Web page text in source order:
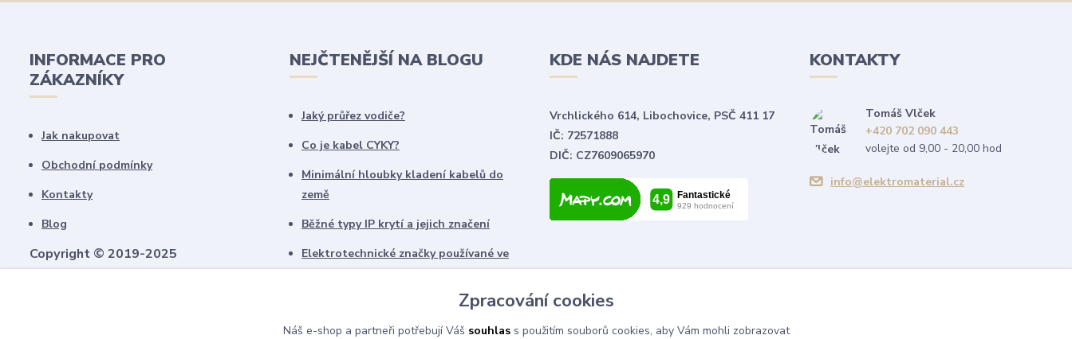
INFORMACE PRO
ZÁKAZNÍKY
Jak nakupovat
Obchodní podmínky
Kontakty
Blog
Copyright © 2019-2025
NEJČTENĚJŠÍ NA BLOGU
Jaký průřez vodiče?
Co je kabel CYKY?
Minimální hloubky kladení kabelů do
země
Běžné typy IP krytí a jejich značení
Elektrotechnické značky používané ve
schématech
KDE NÁS NAJDETE
Vrchlického 614, Libochovice, PSČ 411 17
IČ: 72571888
DIČ: CZ7609065970
KONTAKTY
Tomáš Vlček
+420 702 090 443
volejte od 9,00 - 20,00 hod
info@elektromaterial.cz
Zpracování cookies
Náš e-shop a partneři potřebují Váš souhlass použitím souborů cookies, aby Vám mohli zobrazovat